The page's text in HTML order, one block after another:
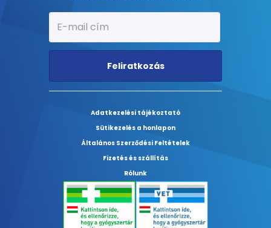
Feliratkozás
Adatkezelési tájékoztató
Sütikezelés a honlapon
Általános Szerződési Feltételek
Fizetés és szállítás
Rólunk